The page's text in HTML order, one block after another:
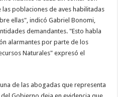
poblaciones de aves habilitadas
ellas", indicó Gabriel Bonomi,
demandantes. "Esto habla
alarmantes por parte de los
Naturales" expresó el
de las abogadas que representa